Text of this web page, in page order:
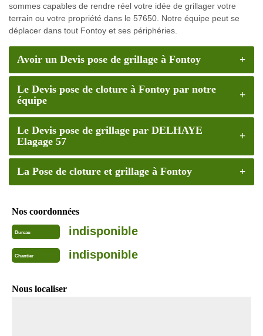
sommes capables de rendre réel votre idée de grillager votre
terrain ou votre propriété dans le 57650. Notre équipe peut se
déplacer dans tout Fontoy et ses périphéries.
Avoir un Devis pose de grillage à Fontoy
Le Devis pose de cloture à Fontoy par notre
équipe
Le Devis pose de grillage par DELHAYE
Elagage 57
La Pose de cloture et grillage à Fontoy
Nos coordonnées
Bureau indisponible
Chantier indisponible
Nous localiser